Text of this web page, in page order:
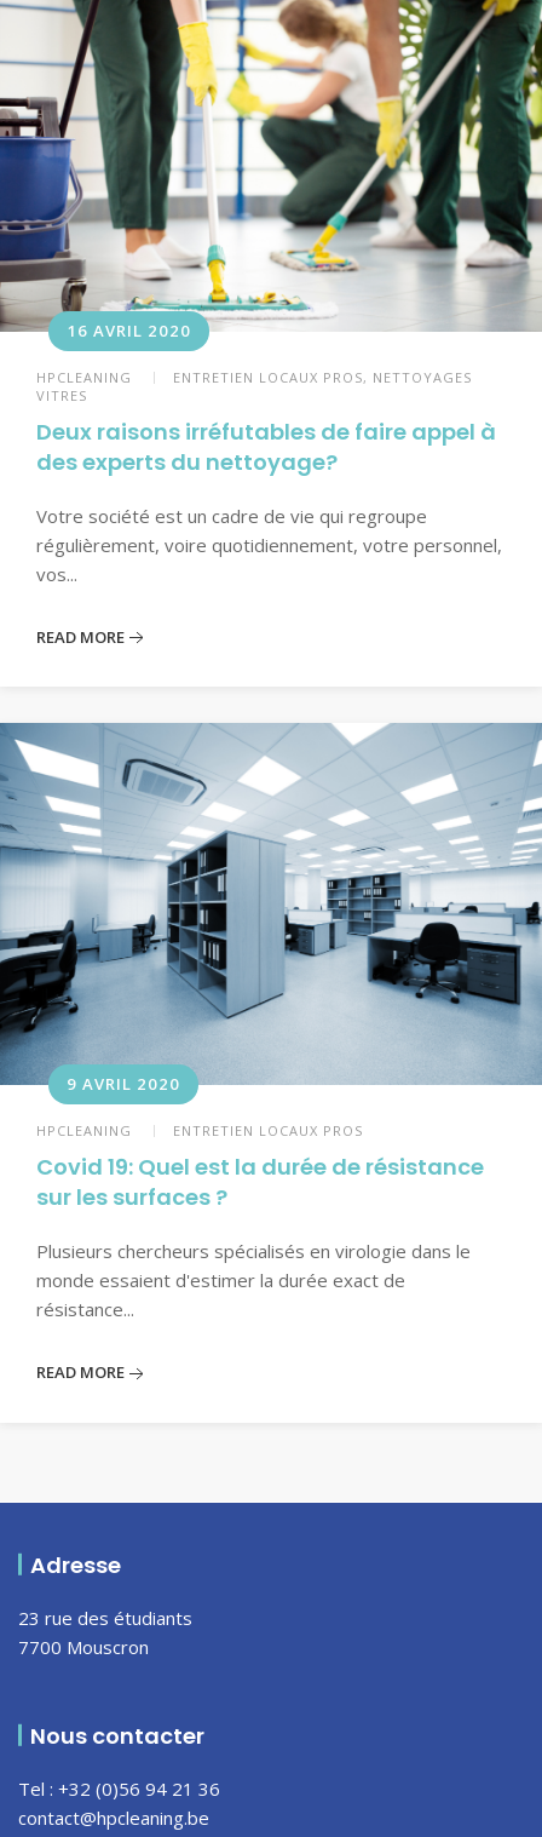
16 AVRIL 2020
HPCLEANING ENTRETIEN LOCAUX PROS, NETTOYAGES
VITRES
Deux raisons irréfutables de faire appel à
des experts du nettoyage?
Votre société est un cadre de vie qui regroupe
régulièrement, voire quotidiennement, votre personnel,
vos...
READ MORE
9 AVRIL 2020
HPCLEANING ENTRETIEN LOCAUX PROS
Covid 19: Quel est la durée de résistance
sur les surfaces ?
Plusieurs chercheurs spécialisés en virologie dans le
monde essaient d'estimer la durée exact de
résistance...
READ MORE
Adresse
23 rue des étudiants
7700 Mouscron
Nous contacter
Tel : +32 (0)56 94 21 36
contact@hpcleaning.be